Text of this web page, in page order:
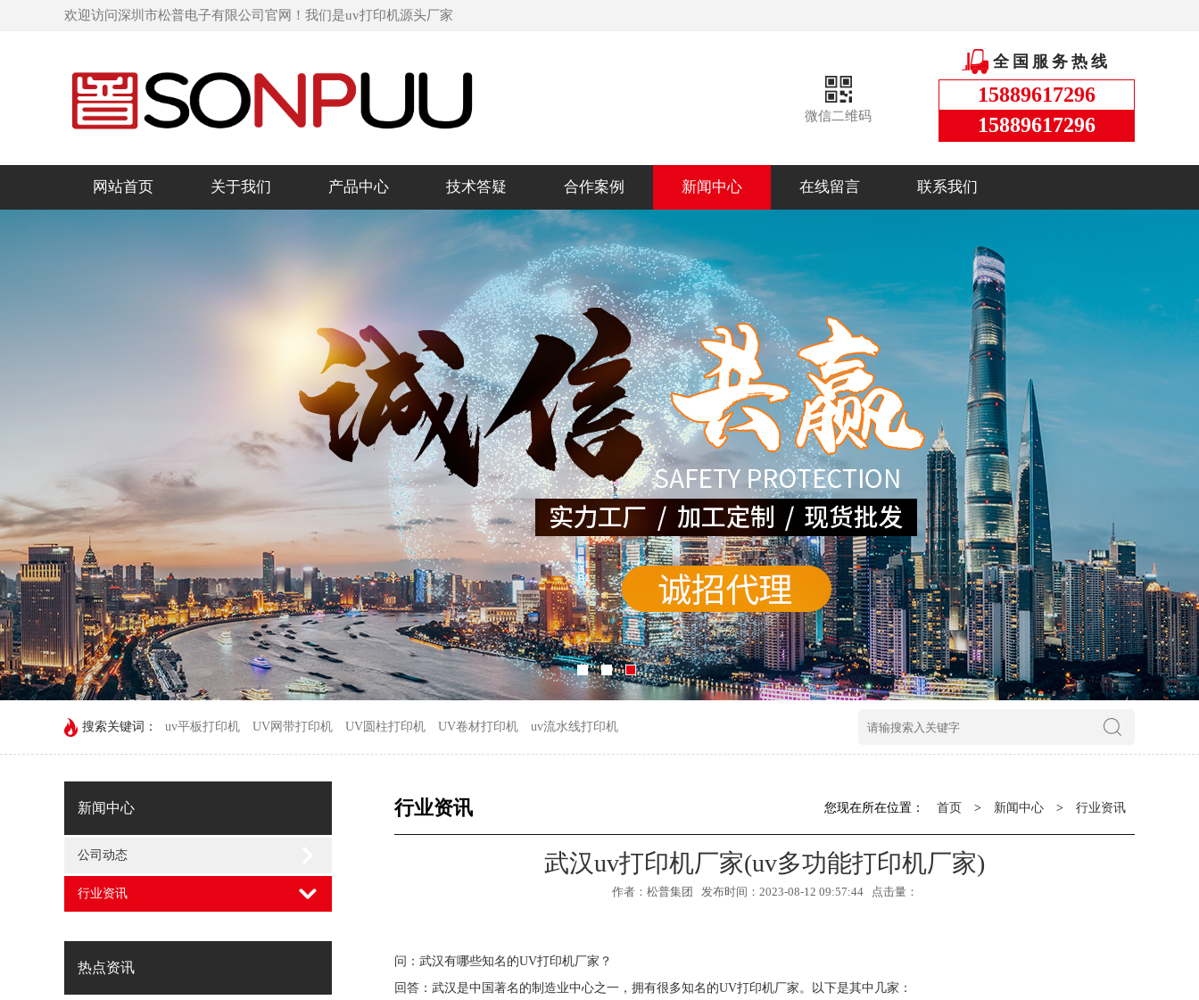
欢迎访问深圳市松普电子有限公司官网！我们是uv打印机源头厂家
微信二维码
全国服务热线
15889617296
15889617296
网站首页 关于我们 产品中心 技术答疑 合作案例 新闻中心 在线留言 联系我们
搜索关键词： uv平板打印机 UV网带打印机 UV圆柱打印机 UV卷材打印机 uv流水线打印机
新闻中心
公司动态
行业资讯
热点资讯
行业资讯 您现在所在位置： 首页 > 新闻中心 > 行业资讯
武汉uv打印机厂家(uv多功能打印机厂家)
作者：松普集团 发布时间：2023-08-12 09:57:44 点击量：
问：武汉有哪些知名的UV打印机厂家？
回答：武汉是中国著名的制造业中心之一，拥有很多知名的UV打印机厂家。以下是其中几家：